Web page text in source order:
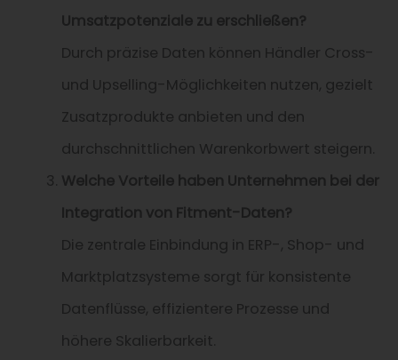
Umsatzpotenziale zu erschließen?
Durch präzise Daten können Händler Cross-
und Upselling-Möglichkeiten nutzen, gezielt
Zusatzprodukte anbieten und den
durchschnittlichen Warenkorbwert steigern.
Welche Vorteile haben Unternehmen bei der
Integration von Fitment-Daten?
Die zentrale Einbindung in ERP-, Shop- und
Marktplatzsysteme sorgt für konsistente
Datenflüsse, effizientere Prozesse und
höhere Skalierbarkeit.